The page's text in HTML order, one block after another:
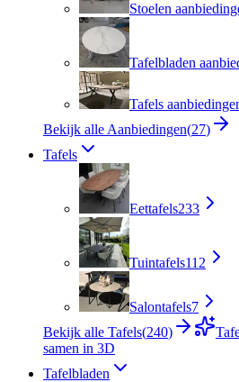
Stoelen
Tafelbladen
Tafels
Bekijk alle Aanbiedingen(27)
Tafels
Eettafels233
Tuintafels112
Salontafels7
Bekijk alle Tafels(240)
samen in 3D
Tafelbladen